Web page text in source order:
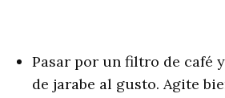
Pasar por un filtro de café
de jarabe al gusto. Agite